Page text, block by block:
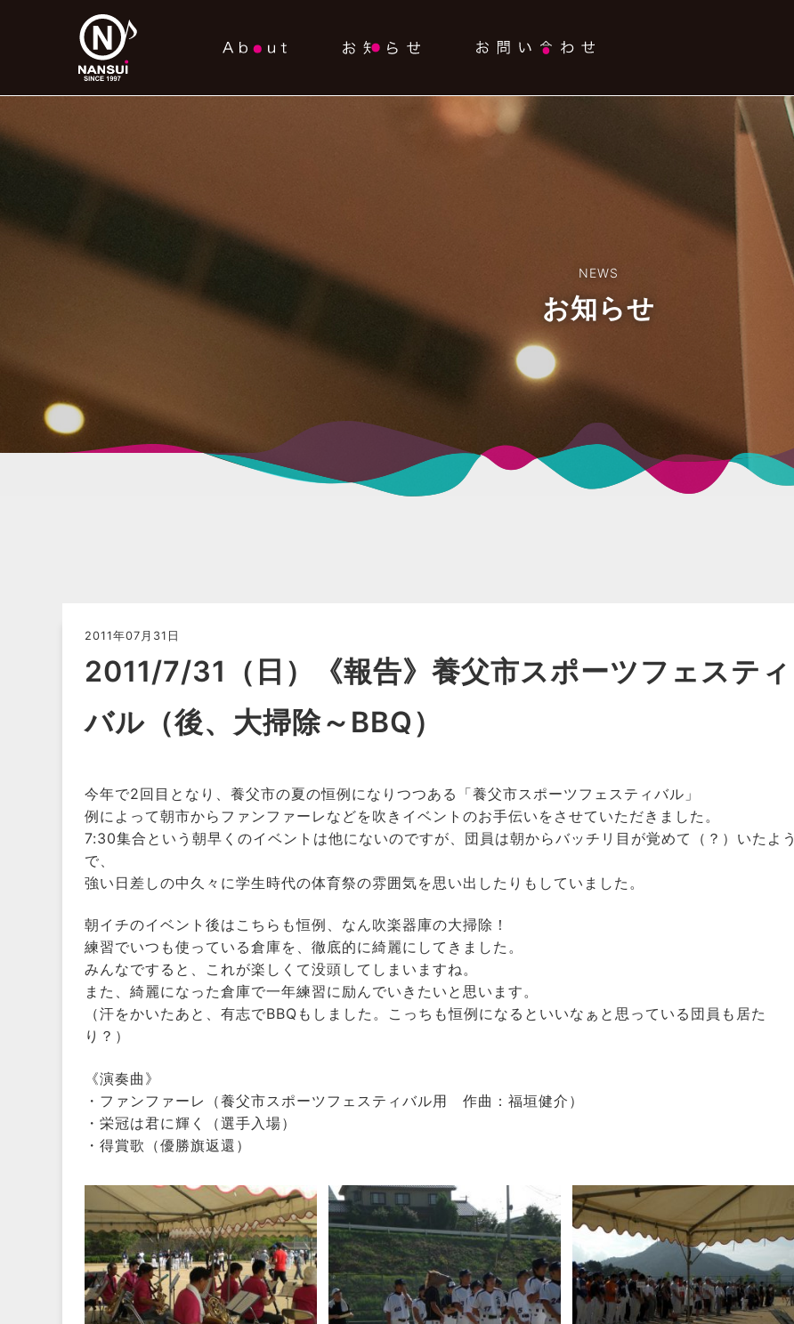
NEWS
お知らせ
2011年07月31日
2011/7/31（日）《報告》養父市スポーツフェスティ
バル（後、大掃除～BBQ）
今年で2回目となり、養父市の夏の恒例になりつつある「養父市スポーツフェスティバル」
例によって朝市からファンファーレなどを吹きイベントのお手伝いをさせていただきました。
7:30集合という朝早くのイベントは他にないのですが、団員は朝からバッチリ目が覚めて（？）いたよう
で、
強い日差しの中久々に学生時代の体育祭の雰囲気を思い出したりもしていました。
朝イチのイベント後はこちらも恒例、なん吹楽器庫の大掃除！
練習でいつも使っている倉庫を、徹底的に綺麗にしてきました。
みんなですると、これが楽しくて没頭してしまいますね。
また、綺麗になった倉庫で一年練習に励んでいきたいと思います。
（汗をかいたあと、有志でBBQもしました。こっちも恒例になるといいなぁと思っている団員も居た
り？）
《演奏曲》
・ファンファーレ（養父市スポーツフェスティバル用 作曲：福垣健介）
・栄冠は君に輝く（選手入場）
・得賞歌（優勝旗返還）